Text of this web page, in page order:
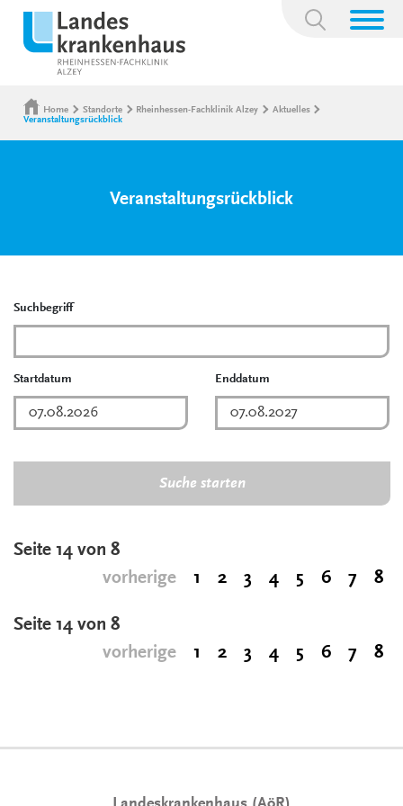
Suchbegriff:
Home Standorte Rheinhessen-Fachklinik Alzey
Aktuelles
Veranstaltungsrückblick
Veranstaltungsrückblick
Suchbegriff
Startdatum Enddatum
Suche starten
Seite 14 von 8
vorherige
1 2 3 4 5 6 7 8
Seite 14 von 8
vorherige
1 2 3 4 5 6 7 8